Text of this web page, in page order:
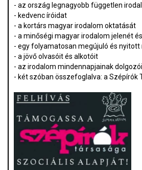
- az ország legnagyobb független
- kedvenc íróidat
- a kortárs magyar irodalom oktatását
- a minőségi magyar irodalom jelenét
- egy folyamatosan megújuló és
- a jövő olvasóit és alkotóit
- az irodalom mindennapjainak
- két szóban összefoglalva: a Szépírók